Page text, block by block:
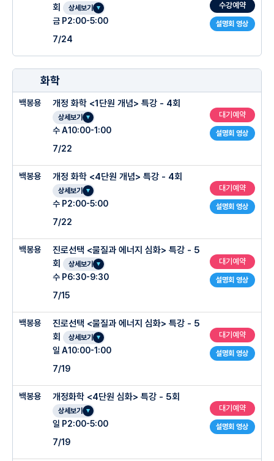
설명회 영상
회
상세보기
금 P2:00-5:00
7/24
수강예약
화학
백봉용
설명회 영상
개정 화학 <1단원 개념> 특강 - 4회
상세보기
수 A10:00-1:00
7/22
대기예약
백봉용
설명회 영상
개정 화학 <4단원 개념> 특강 - 4회
상세보기
수 P2:00-5:00
7/22
대기예약
백봉용
설명회 영상
진로선택 <물질과 에너지 심화> 특강 - 5
회
상세보기
수 P6:30-9:30
7/15
대기예약
백봉용
설명회 영상
진로선택 <물질과 에너지 심화> 특강 - 5
회
상세보기
일 A10:00-1:00
7/19
대기예약
백봉용
설명회 영상
개정화학 <4단원 심화> 특강 - 5회
상세보기
일 P2:00-5:00
7/19
대기예약